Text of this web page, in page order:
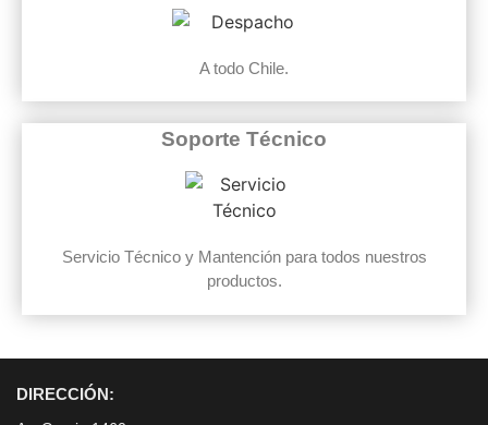
A todo Chile.
Soporte Técnico
Servicio Técnico y Mantención para todos nuestros
productos.
DIRECCIÓN: